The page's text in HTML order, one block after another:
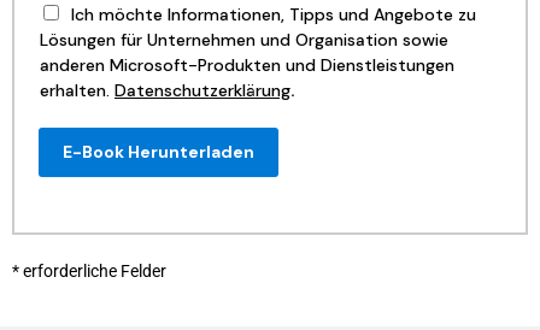
Ich möchte Informationen, Tipps und Angebote zu
Lösungen für Unternehmen und Organisation sowie
anderen Microsoft-Produkten und Dienstleistungen
erhalten. Datenschutzerklärung.
E-Book Herunterladen
* erforderliche Felder